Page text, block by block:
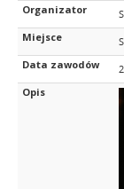
Organizator
Miejsce
Data zawodów
Opis